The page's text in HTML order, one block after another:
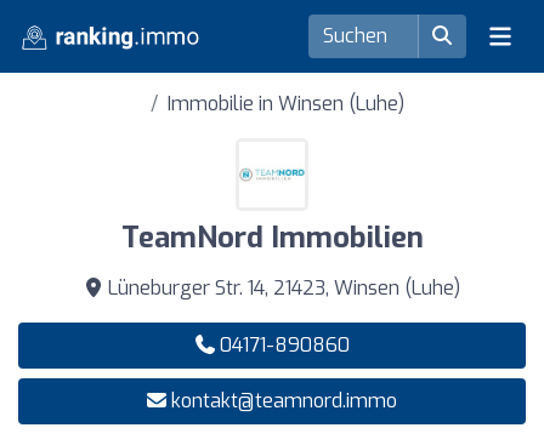
Immobilie in Winsen (Luhe)
TeamNord Immobilien
Lüneburger Str. 14, 21423, Winsen (Luhe)
04171-890860
kontakt@teamnord.immo